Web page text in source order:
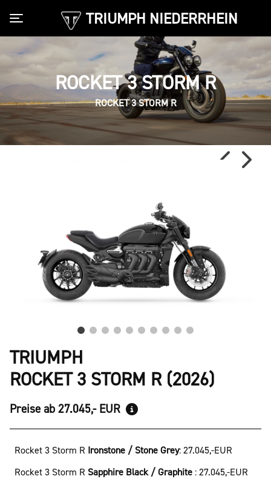
TRIUMPH NIEDERRHEIN
Toggle navigation
ROCKET 3 STORM R
ROCKET 3 STORM R
TRIUMPH
ROCKET 3 STORM R (2026)
Preise ab 27.045,- EUR
Rocket 3 Storm R Ironstone / Stone Grey: 27.045,-EUR
Rocket 3 Storm R Sapphire Black / Graphite : 27.045,-EUR